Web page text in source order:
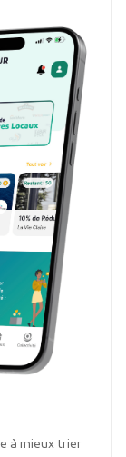
à mieux trier